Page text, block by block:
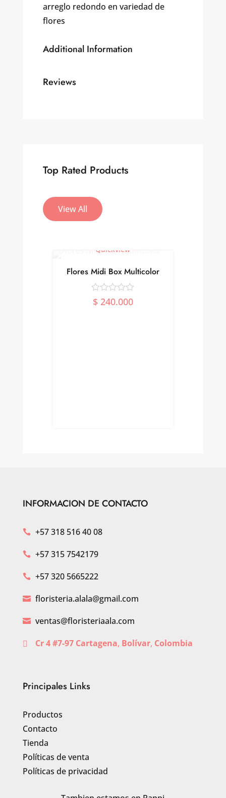
arreglo redondo en variedad de
flores
Additional Information
Reviews
Top Rated Products
View All
Quickview
Flores Midi Box Multicolor
$240.000
INFORMACION DE CONTACTO
 +57 318 516 40 08
 +57 315 7542179
 +57 320 5665222
 floristeria.alala@gmail.com
 ventas@floristeriaala.com
 Cr 4 #7-97 Cartagena, Bolívar, Colombia
Principales Links
Productos
Contacto
Tienda
Políticas de venta
Políticas de privacidad